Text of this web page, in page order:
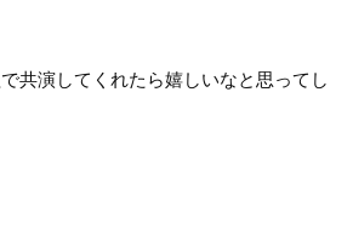
共演してくれたら嬉しいなと思ってし